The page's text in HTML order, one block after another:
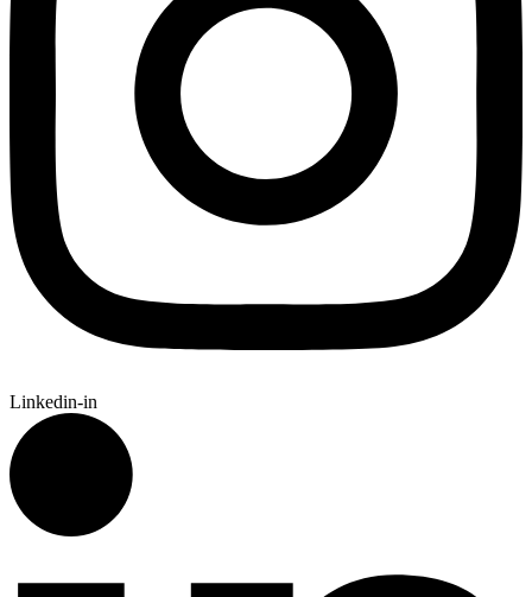
Linkedin-in